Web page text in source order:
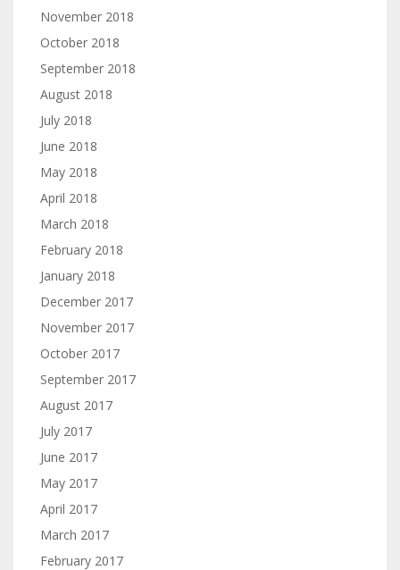
November 2018
October 2018
September 2018
August 2018
July 2018
June 2018
May 2018
April 2018
March 2018
February 2018
January 2018
December 2017
November 2017
October 2017
September 2017
August 2017
July 2017
June 2017
May 2017
April 2017
March 2017
February 2017